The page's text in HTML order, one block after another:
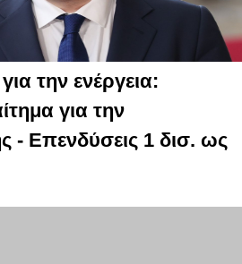
την ενέργεια:
για την
- Επενδύσεις 1 δισ. ως